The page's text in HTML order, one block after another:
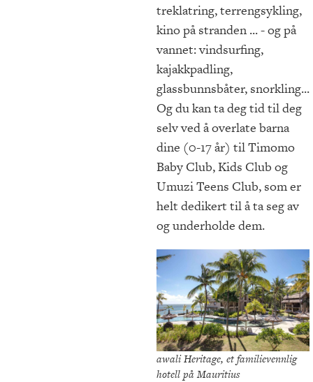
treklatring, terrengsykling,
kino på stranden ... - og på
vannet: vindsurfing,
kajakkpadling,
glassbunnsbåter, snorkling...
Og du kan ta deg tid til deg
selv ved å overlate barna
dine (0-17 år) til Timomo
Baby Club, Kids Club og
Umuzi Teens Club, som er
helt dedikert til å ta seg av
og underholde dem.
awali Heritage, et familievennlig
hotell på Mauritius